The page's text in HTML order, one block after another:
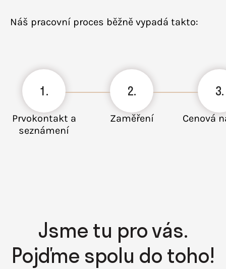
Náš pracovní proces běžně vypadá takto:
1.
Prvokontakt a
seznámení
2.
Zaměření
3.
Cenová
Jsme tu pro vás.
Pojďme spolu do toho!